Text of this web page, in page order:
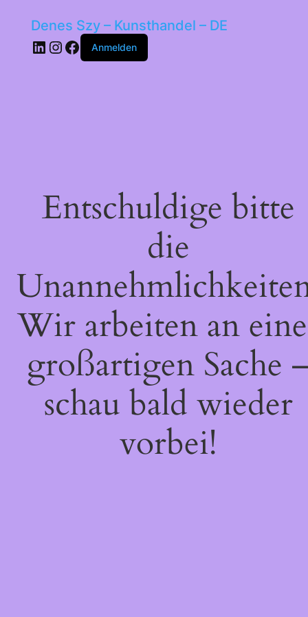
Denes Szy – Kunsthandel – DE
LinkedIn
Instagram
Facebook
Anmelden
Entschuldige bitte
die
Wir arbeiten an
großartigen Sache
schau bald wieder
vorbei!